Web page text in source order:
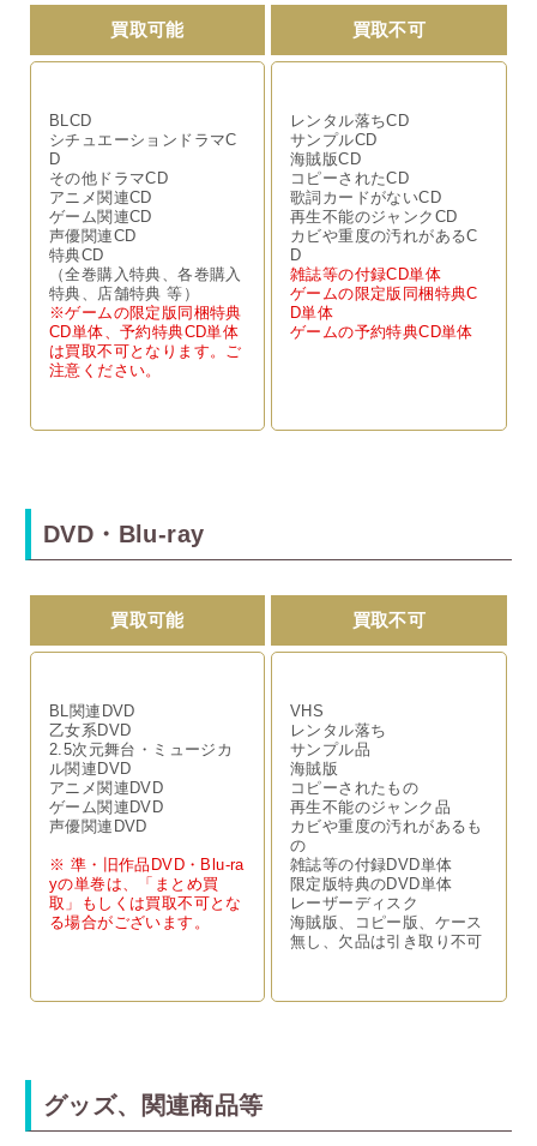
買取可能 買取不可
BLCD
シチュエーションドラマC
D
その他ドラマCD
アニメ関連CD
ゲーム関連CD
声優関連CD
特典CD
（全巻購入特典、各巻購入
特典、店舗特典 等）
※ゲームの限定版同梱特典
CD単体、予約特典CD単体
は買取不可となります。ご
注意ください。
レンタル落ちCD
サンプルCD
海賊版CD
コピーされたCD
歌詞カードがないCD
再生不能のジャンクCD
カビや重度の汚れがあるC
D
雑誌等の付録CD単体
ゲームの限定版同梱特典C
D単体
ゲームの予約特典CD単体
DVD・Blu-ray
買取可能 買取不可
BL関連DVD
乙女系DVD
2.5次元舞台・ミュージカ
ル関連DVD
アニメ関連DVD
ゲーム関連DVD
声優関連DVD
※ 準・旧作品DVD・Blu-ra
yの単巻は、「まとめ買
取」もしくは買取不可とな
る場合がございます。
VHS
レンタル落ち
サンプル品
海賊版
コピーされたもの
再生不能のジャンク品
カビや重度の汚れがあるも
の
雑誌等の付録DVD単体
限定版特典のDVD単体
レーザーディスク
海賊版、コピー版、ケース
無し、欠品は引き取り不可
グッズ、関連商品等